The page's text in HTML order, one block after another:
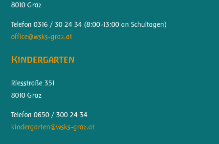
8010 Graz
Telefon 0316 / 30 24 34 (8:00-13:00 an Schultagen)
office@wsks-graz.at
Kindergarten
Riesstraße 351
8010 Graz
Telefon 0650 / 300 24 34
kindergarten@wsks-graz.at